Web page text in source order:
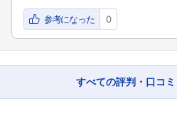
フォローし
こちらの企業もフォ
参考になった 0
すべての評判・口コ